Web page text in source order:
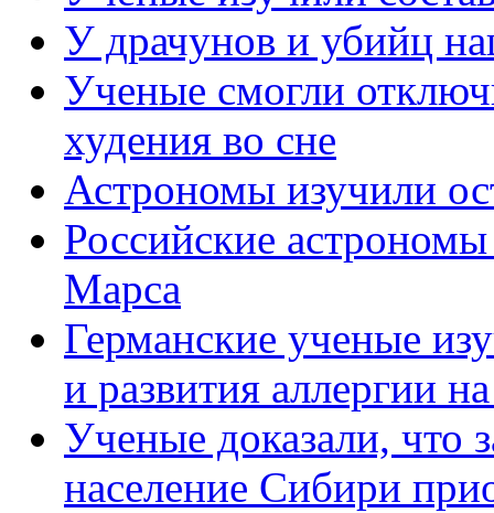
У драчунов и убийц
Ученые смогли
худения во сне
Астрономы изучили
Российские
Марса
Германские ученые
и развития аллергии
Ученые доказали, что
население Сибири